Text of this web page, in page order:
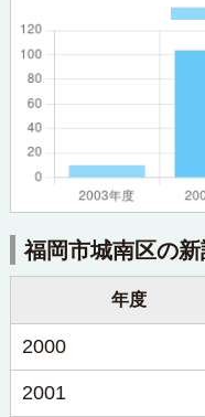
福岡市城南区の
年度
2000
2001